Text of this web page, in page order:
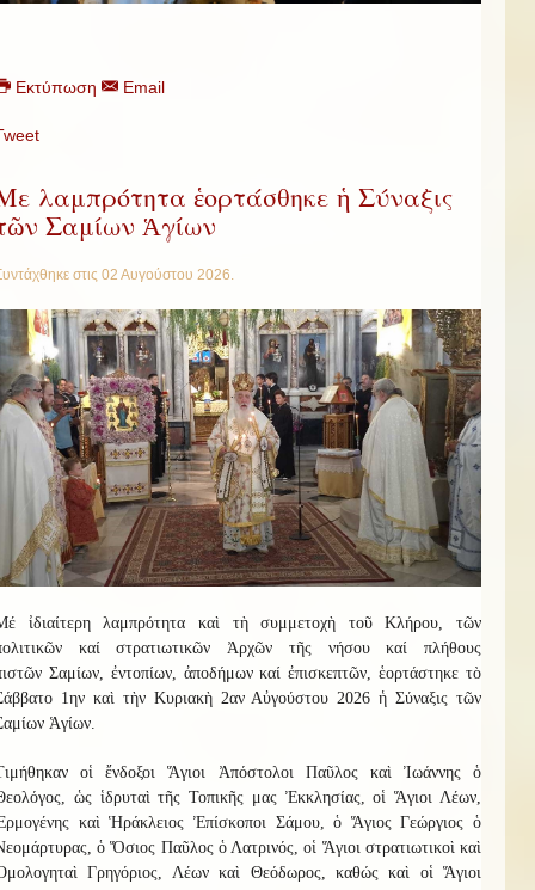
Εκτύπωση Email
λαμπρότητα ἑορτάσθηκε ἡ Σύναξις
Σαμίων Ἁγίων
στις 02 Αυγούστου 2026
έ ἰδιαίτερη λαμπρότητα καὶ τὴ συμμετοχὴ τοῦ Κλήρου , τῶν
καί στρατιωτικῶν Ἀρχῶν τῆς νήσου καί πλήθους
Σαμίων, ἐντοπίων, ἀποδήμων καί ἐπισκεπτῶν , ἑορτάστηκε τὸ
1ην καὶ τὴν Κυριακὴ 2αν Αὐγούστου 2026ἡ Σύναξις τῶν
Ἁγίων.
οἱ ἔνδοξοι Ἅγιοι Ἀπόστολοι Παῦλος καὶ Ἰωάννης ὁ
ὡς ἱδρυταὶ τῆς Τοπικῆς μας Ἐκκλησίας, οἱ Ἅγιοι Λέων,
καὶ Ἡράκλειος Ἐπίσκοποι Σάμου, ὁ Ἅγιος Γεώργιος ὁ
ὁ Ὅσιος Παῦλος ὁ Λατρινός, οἱ Ἅγιοι στρατιωτικοὶ καὶ
Γρηγόριος, Λέων καὶ Θεόδωρος, καθώς καὶ οἱ Ἅγιοι